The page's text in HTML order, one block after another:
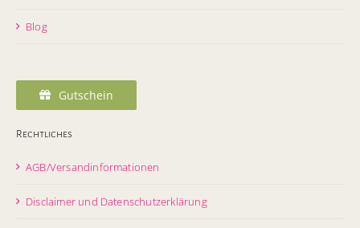
Blog
Gutschein
Rechtliches
AGB/Versandinformationen
Disclaimer und Datenschutzerklärung